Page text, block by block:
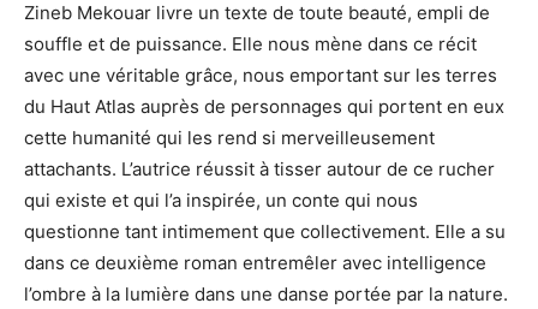
Zineb Mekouar livre un texte de toute beauté, empli de
souffle et de puissance. Elle nous mène dans ce récit
avec une véritable grâce, nous emportant sur les terres
du Haut Atlas auprès de personnages qui portent en eux
cette humanité qui les rend si merveilleusement
attachants. L’autrice réussit à tisser autour de ce rucher
qui existe et qui l’a inspirée, un conte qui nous
questionne tant intimement que collectivement. Elle a su
dans ce deuxième roman entremêler avec intelligence
l’ombre à la lumière dans une danse portée par la nature.